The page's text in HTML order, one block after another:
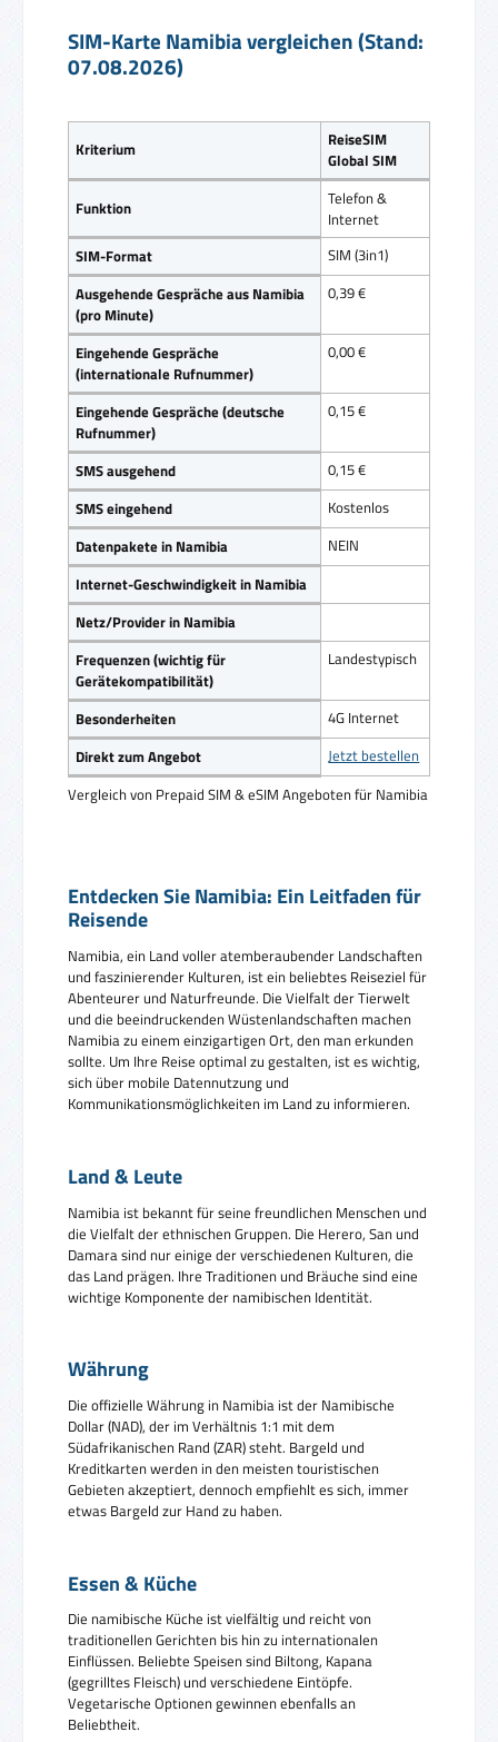
SIM-Karte Namibia vergleichen (Stand:
07.08.2026)
Vergleich von Prepaid SIM & eSIM Angeboten für Namibia
Kriterium
ReiseSIM
Global SIM
Funktion
Telefon &
Internet
SIM-Format
SIM (3in1)
Ausgehende Gespräche aus Namibia
(pro Minute)
0,39 €
Eingehende Gespräche
(internationale Rufnummer)
0,00 €
Eingehende Gespräche (deutsche
Rufnummer)
0,15 €
SMS ausgehend
0,15 €
SMS eingehend
Kostenlos
Datenpakete in Namibia
NEIN
Internet-Geschwindigkeit in Namibia
Netz/Provider in Namibia
Frequenzen (wichtig für
Gerätekompatibilität)
Landestypisch
Besonderheiten
4G Internet
Direkt zum Angebot
Jetzt bestellen
Entdecken Sie Namibia: Ein Leitfaden für
Reisende
Namibia, ein Land voller atemberaubender Landschaften
und faszinierender Kulturen, ist ein beliebtes Reiseziel für
Abenteurer und Naturfreunde. Die Vielfalt der Tierwelt
und die beeindruckenden Wüstenlandschaften machen
Namibia zu einem einzigartigen Ort, den man erkunden
sollte. Um Ihre Reise optimal zu gestalten, ist es wichtig,
sich über mobile Datennutzung und
Kommunikationsmöglichkeiten im Land zu informieren.
Land & Leute
Namibia ist bekannt für seine freundlichen Menschen und
die Vielfalt der ethnischen Gruppen. Die Herero, San und
Damara sind nur einige der verschiedenen Kulturen, die
das Land prägen. Ihre Traditionen und Bräuche sind eine
wichtige Komponente der namibischen Identität.
Währung
Die offizielle Währung in Namibia ist der Namibische
Dollar (NAD), der im Verhältnis 1:1 mit dem
Südafrikanischen Rand (ZAR) steht. Bargeld und
Kreditkarten werden in den meisten touristischen
Gebieten akzeptiert, dennoch empfiehlt es sich, immer
etwas Bargeld zur Hand zu haben.
Essen & Küche
Die namibische Küche ist vielfältig und reicht von
traditionellen Gerichten bis hin zu internationalen
Einflüssen. Beliebte Speisen sind Biltong, Kapana
(gegrilltes Fleisch) und verschiedene Eintöpfe.
Vegetarische Optionen gewinnen ebenfalls an
Beliebtheit.